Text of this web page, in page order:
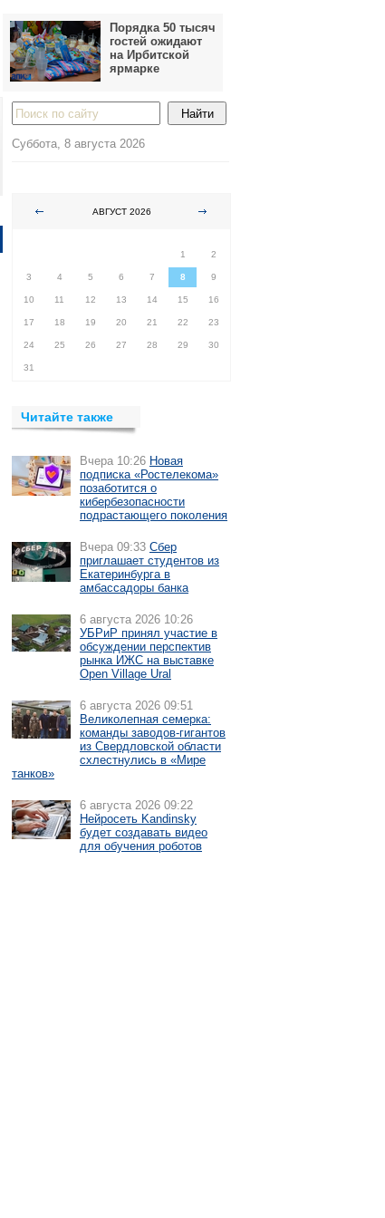
Порядка 50 тысяч
гостей ожидают
на Ирбитской
ярмарке
Суббота, 8 августа 2026
АВГУСТ 2026
1
2
3 4 5 6 7 8 9
10 11 12 13 14 15 16
17 18 19 20 21 22 23
24 25 26 27 28 29 30
31
Читайте также
Вчера 10:26 Новая
подписка «Ростелекома»
позаботится о
кибербезопасности
подрастающего поколения
Вчера 09:33 Сбер
приглашает студентов из
Екатеринбурга в
амбассадоры банка
6 августа 2026 10:26
УБРиР принял участие в
обсуждении перспектив
рынка ИЖС на выставке
Open Village Ural
6 августа 2026 09:51
Великолепная семерка:
команды заводов-гигантов
из Свердловской области
схлестнулись в «Мире
танков»
6 августа 2026 09:22
Нейросеть Kandinsky
будет создавать видео
для обучения роботов